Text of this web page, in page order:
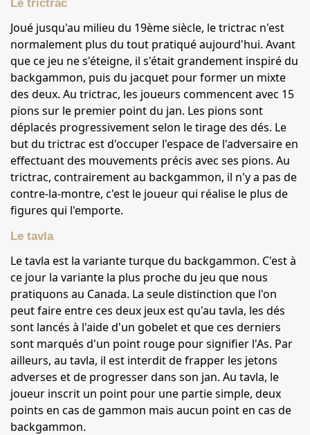
Le trictrac
Joué jusqu'au milieu du 19ème siècle, le trictrac n'est
normalement plus du tout pratiqué aujourd'hui. Avant
que ce jeu ne s'éteigne, il s'était grandement inspiré du
backgammon, puis du jacquet pour former un mixte
des deux. Au trictrac, les joueurs commencent avec 15
pions sur le premier point du jan. Les pions sont
déplacés progressivement selon le tirage des dés. Le
but du trictrac est d'occuper l'espace de l'adversaire en
effectuant des mouvements précis avec ses pions. Au
trictrac, contrairement au backgammon, il n'y a pas de
contre-la-montre, c'est le joueur qui réalise le plus de
figures qui l'emporte.
Le tavla
Le tavla est la variante turque du backgammon. C'est à
ce jour la variante la plus proche du jeu que nous
pratiquons au Canada. La seule distinction que l'on
peut faire entre ces deux jeux est qu'au tavla, les dés
sont lancés à l'aide d'un gobelet et que ces derniers
sont marqués d'un point rouge pour signifier l'As. Par
ailleurs, au tavla, il est interdit de frapper les jetons
adverses et de progresser dans son jan. Au tavla, le
joueur inscrit un point pour une partie simple, deux
points en cas de gammon mais aucun point en cas de
backgammon.